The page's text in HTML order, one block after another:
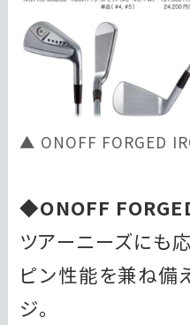
ONOFF FORGED
◆ONOFF
ツアーニーズにも
ピン性能を兼ね備
ジ。